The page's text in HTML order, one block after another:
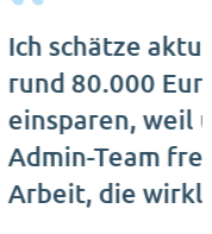
aktuell,
80.000 Euro pro
weil unser
Team frei wird
die wirklich